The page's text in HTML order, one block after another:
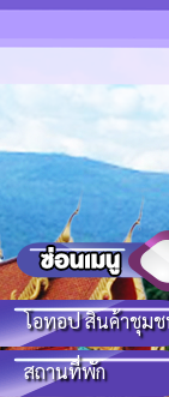
โอทอป สินค้าชุม
สถานที่พัก